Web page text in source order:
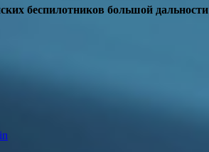
беспилотников большой дальности